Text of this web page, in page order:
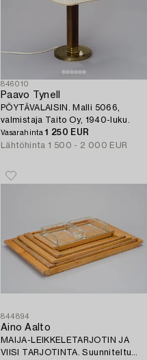
846010
Paavo Tynell
PÖYTÄVALAISIN. Malli 5066,
valmistaja Taito Oy, 1940-luku.
Vasarahinta1 250 EUR
Lähtöhinta 1 500 - 2 000 EUR
844894
Aino Aalto
MAIJA-LEIKKELETARJOTIN JA
VIISI TARJOTINTA. Suunniteltu